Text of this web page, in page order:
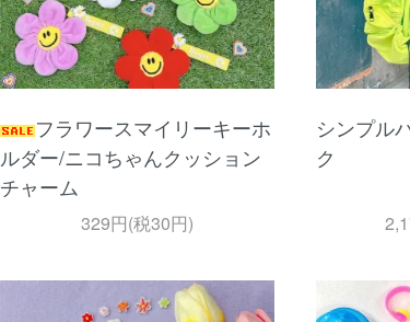
フラワースマイリーキーホ
ルダー/ニコちゃんクッション
チャーム
329円(税30円)
シンプル
ク